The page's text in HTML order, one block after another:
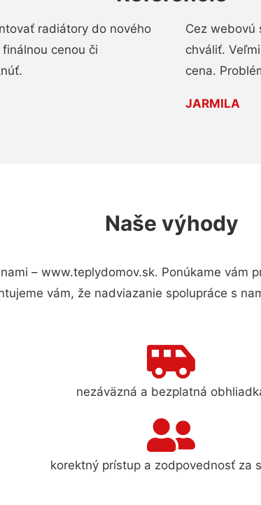
radiátory do nového
cenou či
Cez webovú
chváliť.
cena.
JARMILA
Naše výhody
– www.teplydomov.sk. Ponúkame vám
vám, že nadviazanie spolupráce s
nezáväzná a bezplatná
korektný prístup a zodpovednosť za